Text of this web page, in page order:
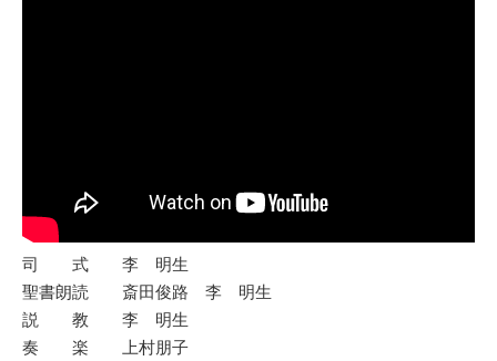
司 式 李 明生
聖書朗読 斎田俊路 李 明生
説 教 李 明生
奏 楽 上村朋子